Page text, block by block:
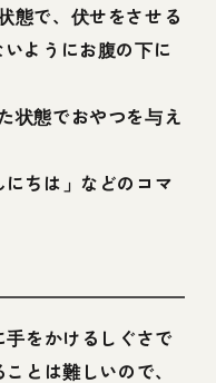
態で、伏せをさせる
ようにお腹の下に
状態でおやつを与え
ちは」などのコマ
をかけるしぐさで
とは難しいので、